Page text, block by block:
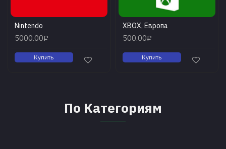
Nintendo
5000.00₽
Купить
XBOX, Европа
500.00₽
Купить
По Категориям